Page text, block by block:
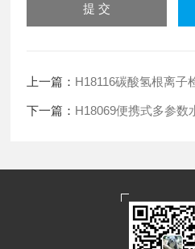
上一篇： H18116碳酸氢根离子
下一篇： H18069便携式多参数